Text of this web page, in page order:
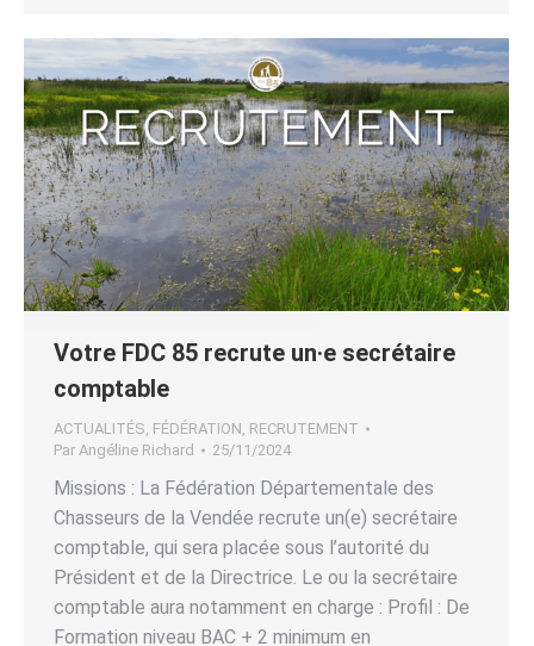
Votre FDC 85 recrute un·e secrétaire
comptable
ACTUALITÉS, FÉDÉRATION, RECRUTEMENT
Par Angéline Richard 25/11/2024
Missions : La Fédération Départementale des
Chasseurs de la Vendée recrute un(e) secrétaire
comptable, qui sera placée sous l’autorité du
Président et de la Directrice. Le ou la secrétaire
comptable aura notamment en charge : Profil : De
Formation niveau BAC + 2 minimum en